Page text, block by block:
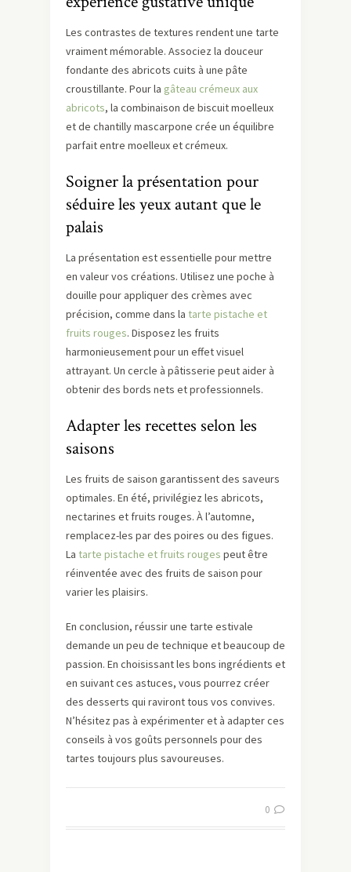
Les contrastes de textures rendent une tarte
vraiment mémorable. Associez la douceur
fondante des abricots cuits à une pâte
croustillante. Pour la gâteau crémeux aux
abricots, la combinaison de biscuit moelleux
et de chantilly mascarpone crée un équilibre
parfait entre moelleux et crémeux.
Soigner la présentation pour
séduire les yeux autant que le
palais
La présentation est essentielle pour mettre
en valeur vos créations. Utilisez une poche à
douille pour appliquer des crèmes avec
précision, comme dans la tarte pistache et
fruits rouges. Disposez les fruits
harmonieusement pour un effet visuel
attrayant. Un cercle à pâtisserie peut aider à
obtenir des bords nets et professionnels.
Adapter les recettes selon les
saisons
Les fruits de saison garantissent des saveurs
optimales. En été, privilégiez les abricots,
nectarines et fruits rouges. À l’automne,
remplacez-les par des poires ou des figues.
La tarte pistache et fruits rouges peut être
réinventée avec des fruits de saison pour
varier les plaisirs.
En conclusion, réussir une tarte estivale
demande un peu de technique et beaucoup de
passion. En choisissant les bons ingrédients et
en suivant ces astuces, vous pourrez créer
des desserts qui raviront tous vos convives.
N’hésitez pas à expérimenter et à adapter ces
conseils à vos goûts personnels pour des
tartes toujours plus savoureuses.
0